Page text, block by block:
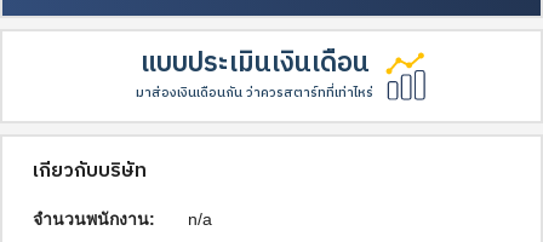
แบบประเมินเงินเดือน
มาส่องเงินเดือนกัน ว่าควรสตาร์ทที่เท่าไหร่
เกี่ยวกับบริษัท
จำนวนพนักงาน:
n/a